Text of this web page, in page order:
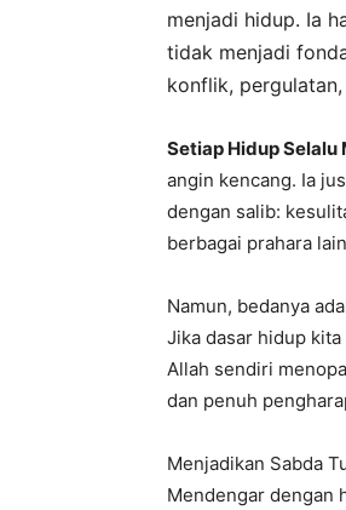
menjadi hidup. Ia
tidak menjadi
konflik,
Setiap Hidup Selalu
angin kencang. Ia
dengan salib:
berbagai prahara
Namun, bedanya
Jika dasar hidup
Allah sendiri
dan penuh
Menjadikan Sabda
Mendengar dengan